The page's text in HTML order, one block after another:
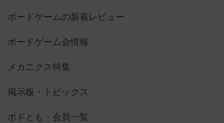
ボードゲームの新着レビュー
ボードゲーム会情報
メカニクス特集
掲示板・トピックス
ボドとも・会員一覧